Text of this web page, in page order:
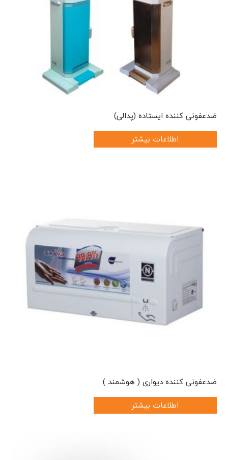
ضدعفونی کننده ایستاده (پدالی)
اطلاعات بیشتر
ضدعفونی کننده دیواری ( هوشمند )
اطلاعات بیشتر